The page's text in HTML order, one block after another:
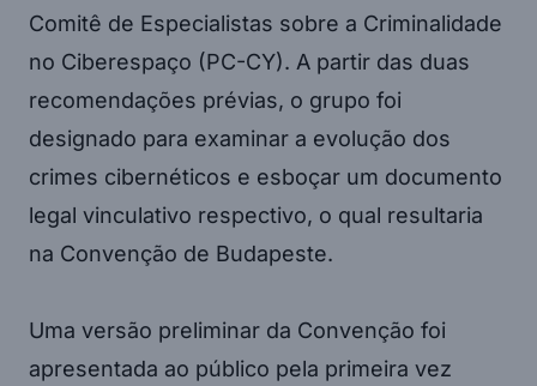
Comitê de Especialistas sobre a Criminalidade
no Ciberespaço (PC-CY). A partir das duas
recomendações prévias, o grupo foi
designado para examinar a evolução dos
crimes cibernéticos e esboçar um documento
legal vinculativo respectivo, o qual resultaria
na Convenção de Budapeste.
Uma versão preliminar da Convenção foi
apresentada ao público pela primeira vez